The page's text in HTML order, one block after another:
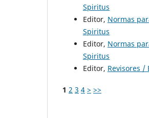
Spiritus
Editor, Normas
Spiritus
Editor, Normas
Spiritus
Editor, Revisores /
1 2 3 4 > >>